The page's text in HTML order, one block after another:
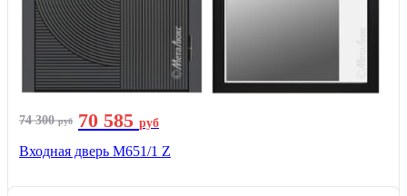
74 300руб 70 585 руб
Входная дверь М651/1 Z